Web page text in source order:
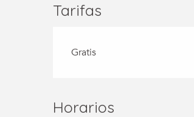
Tarifas
Gratis
Horarios